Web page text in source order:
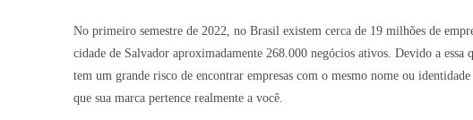
No primeiro semestre de 2022, no Brasil existem cerca de 19 milhões de
cidade de Salvador aproximadamente 268.000 negócios ativos. Devido a essa
tem um grande risco de encontrar empresas com o mesmo nome ou
que sua marca pertence realmente a você.